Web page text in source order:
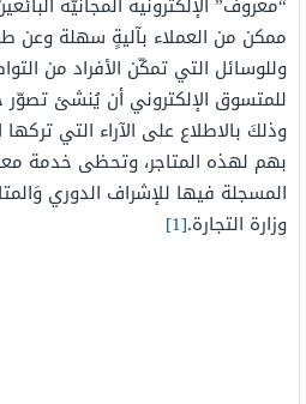
ممكن من العملاء بآليةٍ سهلة وعن
وللوسائل التي تمكّن الأفراد من
للمتسوق الإلكتروني أن يُنشئ تصوّر
وذلكَ بالاطلاع على الآراء التي
بهم لهذه المتاجر، وتحظى خدمة
المسجلة فيها للإشراف الدوري
وزارة التجارة.[1]